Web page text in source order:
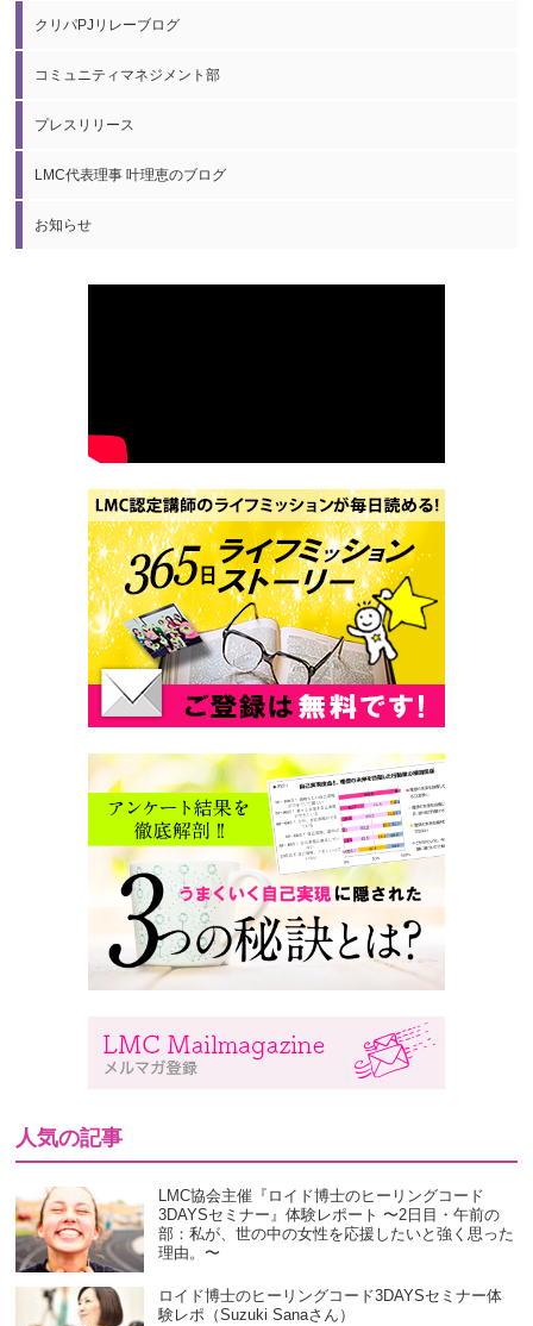
クリパPJリレーブログ
コミュニティマネジメント部
プレスリリース
LMC代表理事 叶理恵のブログ
お知らせ
人気の記事
LMC協会主催『ロイド博士のヒーリングコード
3DAYSセミナー』体験レポート 〜2日目・午前の
部：私が、世の中の女性を応援したいと強く思った
理由。〜
ロイド博士のヒーリングコード3DAYSセミナー体
験レポ（Suzuki Sanaさん）